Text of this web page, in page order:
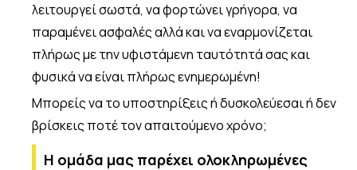
λειτουργεί σωστά, να φορτώνει γρήγορα, να
παραμένει ασφαλές αλλά και να εναρμονίζεται
πλήρως με την υφιστάμενη ταυτότητά σας και
φυσικά να είναι πλήρως ενημερωμένη!
Μπορείς να το υποστηρίξεις ή δυσκολεύεσαι ή δεν
βρίσκεις ποτέ τον απαιτούμενο χρόνο;
Η ομάδα μας παρέχει ολοκληρωμένες